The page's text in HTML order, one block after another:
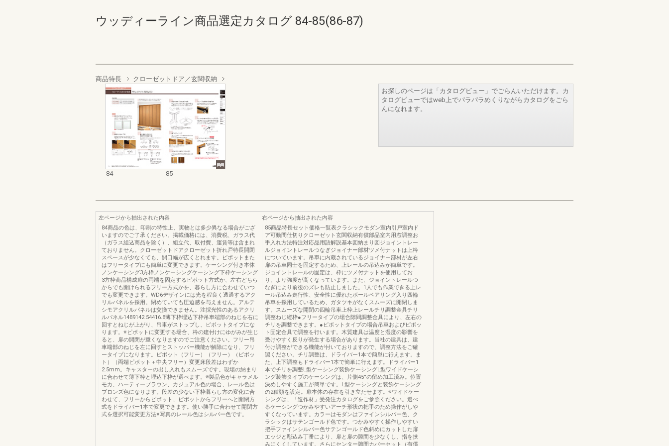
ウッディーライン商品選定カタログ 84-85(86-87)
商品特長 クローゼットドア／玄関収納
84 85
お探しのページは「カタログビュー」でごらんいただけます。カ
タログビューではweb上でパラパラめくりながらカタログをごら
んになれます。
左ページから抽出された内容
84商品の色は、印刷の特性上、実物とは多少異なる場合がござ
いますのでご了承ください。掲載価格には、消費税、ガラス代
（ガラス組込商品を除く）、組立代、取付費、運賃等は含まれ
ておりません。クローゼットドアクローゼット折れ戸特長開閉
スペースが少なくても、開口幅が広くとれます。ピボットまた
はフリータイプにも簡単に変更できます。ケーシング付き本体
ノンケーシング3方枠ノンケーシングケーシング下枠ケーシング
3方枠商品構成扉の両端を固定するピボット方式か、左右どちら
からでも開けられるフリー方式かを、暮らし方に合わせていつ
でも変更できます。WD6デザインには光を程良く透過するアク
リルパネルを採用。閉めていても圧迫感を与えません。アルテ
シモアクリルパネルは交換できません。注採光性のあるアクリ
ルパネル1489142.54416.8薄下枠埋込下枠吊車端部のねじを右に
回すとねじが上がり、吊車がストップし、ピボットタイプにな
ります。※ピボットに変更する場合、枠の建付けにゆがみが生じ
ると、扉の開閉が重くなりますのでご注意ください。フリー吊
車端部のねじを左に回すとストッパー機能が解除になり、フリ
ータイプになります。ピボット（フリー）（フリー）（ピボッ
ト）（両端ピボット＋中央フリー）変更床段差はわずか
2.5mm。キャスターの出し入れもスムーズです。現場の納まり
に合わせて薄下枠と埋込下枠が選べます。※製品色がキャラメル
モカ、ハーティーブラウン、カジュアル色の場合、レール色は
ブロンズ色になります。段差の少ない下枠暮らし方の変化に合
わせて、フリーからピボット、ピボットからフリーへと開閉方
式をドライバー1本で変更できます。使い勝手に合わせて開閉方
式を選択可能変更方法※写真のレール色はシルバー色です。
右ページから抽出された内容
85商品特長セット価格一覧表クラシックモダン室内引戸室内ド
ア可動間仕切りクローゼット玄関収納有償部品室内用窓調整お
手入れ方法特注対応品用語解説基本図納まり図ジョイントレー
ルジョイントレールつなぎジョイナー部材ツメ付ナットは上枠
についています。吊車に内蔵されているジョイナー部材が左右
扉の吊車同士を固定するため、上レールの吊込みが簡単です。
ジョイントレールの固定は、枠にツメ付ナットを使用してお
り、より強度が高くなっています。また、ジョイントレールつ
なぎにより前後のズレも防止しました。1人でも作業できる上レ
ール吊込み走行性、安全性に優れたボールベアリング入り四輪
吊車を採用しているため、ガタツキがなくスムーズに開閉しま
す。スムーズな開閉の四輪吊車上枠上レールチリ調整金具チリ
調整ねじ縦枠●フリータイプの場合隙間調整金具により、左右の
チリを調整できます。●ピボットタイプの場合吊車およびピボッ
ト固定金具で調整を行います。木質建具は温度と湿度の影響を
受けやすく反りが発生する場合があります。当社の建具は、建
付け調整ができる機能が付いておりますので、調整方法をご確
認ください。チリ調整は、ドライバー1本で簡単に行えます。ま
た、上下調整もドライバー1本で簡単に行えます。ドライバー1
本でチリを調整L型ケーシング装飾ケーシングL型ワイドケーシ
ング装飾タイプのケーシングは、片側45°の留め加工済み。位置
決めしやすく施工が簡単です。L型ケーシングと装飾ケーシング
の2種類を設定。扉本体の存在を引き立たせます。※ワイドケー
シングは、「造作材」受発注カタログをご参照ください。選べ
るケーシングつかみやすいアーチ形状の把手のため操作がしや
すくなっています。カラーはモダンはファインシルバー色、ク
ラシックはサテンゴールド色です。つかみやすく操作しやすい
把手ファインシルバー色サテンゴールド色斜めにカットした扉
エッジと彫込み丁番により、扉と扉の隙間を少なくし、指を挟
みにくくしています。さらにセンター隙間カバーセット（有償